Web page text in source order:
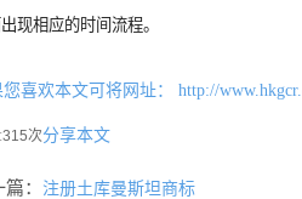
现相应的时间流程。
喜欢本文可将网址： http://
315次分享本文
篇： 注册土库曼斯坦商标